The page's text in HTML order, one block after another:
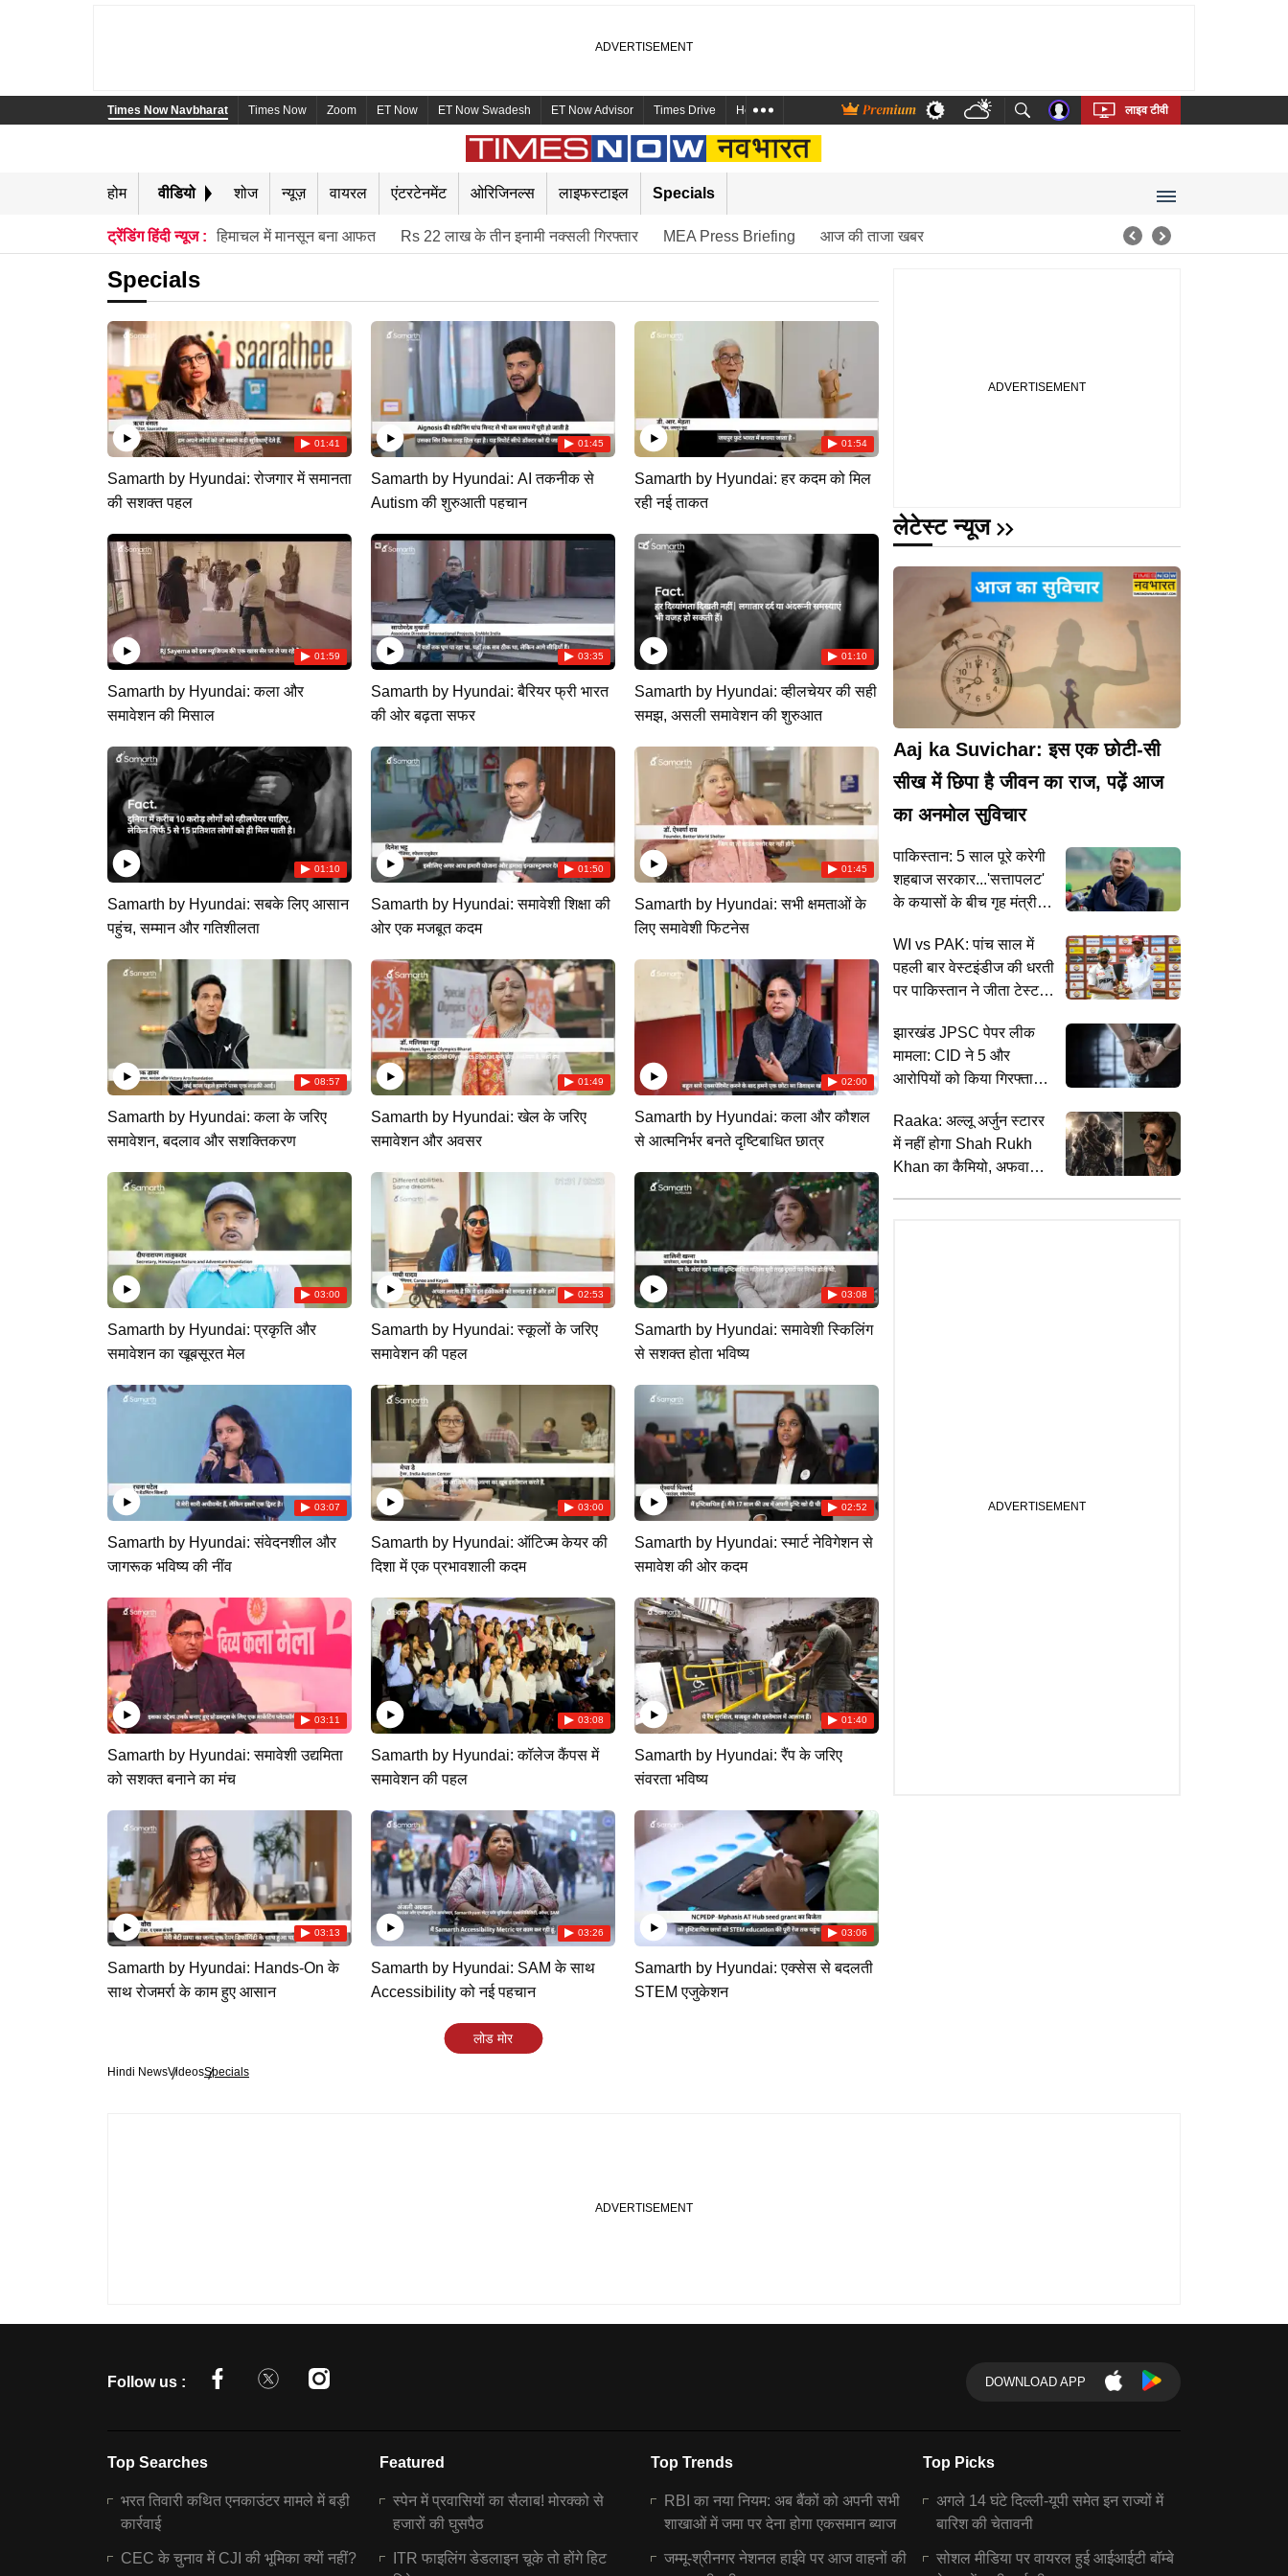
Times Now Navbharat Times Now Zoom ET Now ET Now Swadesh ET Now Advisor Times Drive Health and Me Marathi Bengali Telugu Tamil Kannada Malayalam
लाइव टीवी
होम वीडियो शोज न्यूज़ वायरल एंटरटेनमेंट ओरिजिनल्स लाइफस्टाइल Specials
ट्रेंडिंग हिंदी न्यूज : हिमाचल में मानसून बना आफत Rs 22 लाख के तीन इनामी नक्सली गिरफ्तार MEA Press Briefing आज की ताजा खबर
Specials
01:41
Samarth by Hyundai: रोजगार में समानता
की सशक्त पहल
01:45
Samarth by Hyundai: AI तकनीक से
Autism की शुरुआती पहचान
01:54
Samarth by Hyundai: हर कदम को मिल
रही नई ताकत
01:59
Samarth by Hyundai: कला और
समावेशन की मिसाल
03:35
Samarth by Hyundai: बैरियर फ्री भारत
की ओर बढ़ता सफर
01:10
Samarth by Hyundai: व्हीलचेयर की सही
समझ, असली समावेशन की शुरुआत
01:10
Samarth by Hyundai: सबके लिए आसान
पहुंच, सम्मान और गतिशीलता
01:50
Samarth by Hyundai: समावेशी शिक्षा की
ओर एक मजबूत कदम
01:45
Samarth by Hyundai: सभी क्षमताओं के
लिए समावेशी फिटनेस
08:57
Samarth by Hyundai: कला के जरिए
समावेशन, बदलाव और सशक्तिकरण
01:49
Samarth by Hyundai: खेल के जरिए
समावेशन और अवसर
02:00
Samarth by Hyundai: कला और कौशल
से आत्मनिर्भर बनते दृष्टिबाधित छात्र
03:00
Samarth by Hyundai: प्रकृति और
समावेशन का खूबसूरत मेल
02:53
Samarth by Hyundai: स्कूलों के जरिए
समावेशन की पहल
03:08
Samarth by Hyundai: समावेशी स्किलिंग
से सशक्त होता भविष्य
03:07
Samarth by Hyundai: संवेदनशील और
जागरूक भविष्य की नींव
03:00
Samarth by Hyundai: ऑटिज्म केयर की
दिशा में एक प्रभावशाली कदम
02:52
Samarth by Hyundai: स्मार्ट नेविगेशन से
समावेश की ओर कदम
03:11
Samarth by Hyundai: समावेशी उद्यमिता
को सशक्त बनाने का मंच
03:08
Samarth by Hyundai: कॉलेज कैंपस में
समावेशन की पहल
01:40
Samarth by Hyundai: रैंप के जरिए
संवरता भविष्य
03:13
Samarth by Hyundai: Hands-On के
साथ रोजमर्रा के काम हुए आसान
03:26
Samarth by Hyundai: SAM के साथ
Accessibility को नई पहचान
03:06
Samarth by Hyundai: एक्सेस से बदलती
STEM एजुकेशन
लोड मोर
Hindi NewsVideosSpecials
लेटेस्ट न्यूज
Aaj ka Suvichar: इस एक छोटी-सी
सीख में छिपा है जीवन का राज, पढ़ें आज
का अनमोल सुविचार
पाकिस्तान: 5 साल पूरे करेगी
शहबाज सरकार...'सत्तापलट'
के कयासों के बीच गृह मंत्री
WI vs PAK: पांच साल में
पहली बार वेस्टइंडीज की धरती
पर पाकिस्तान ने जीता टेस्ट
झारखंड JPSC पेपर लीक
मामला: CID ने 5 और
आरोपियों को किया गिरफ्तार,
पीछे
Raaka: अल्लू अर्जुन स्टारर
में नहीं होगा Shah Rukh
Khan का कैमियो, अफवाहों
Follow us : DOWNLOAD APP
Top Searches
भरत तिवारी कथित एनकाउंटर मामले में बड़ी
कार्रवाई
CEC के चुनाव में CJI की भूमिका क्यों नहीं?
Featured
स्पेन में प्रवासियों का सैलाब! मोरक्को से
हजारों की घुसपैठ
ITR फाइलिंग डेडलाइन चूके तो होंगे हिट
Top Trends
RBI का नया नियम: अब बैंकों को अपनी सभी
शाखाओं में जमा पर देना होगा एकसमान ब्याज
जम्मू-श्रीनगर नेशनल हाईवे पर आज वाहनों की
Top Picks
अगले 14 घंटे दिल्ली-यूपी समेत इन राज्यों में
बारिश की चेतावनी
सोशल मीडिया पर वायरल हुई आईआईटी बॉम्बे